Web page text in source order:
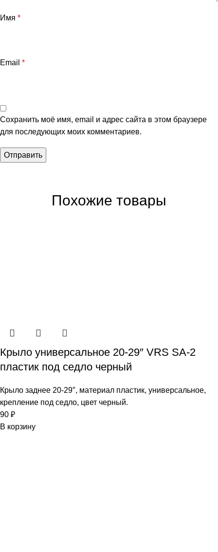
Имя *
Email *
Сохранить моё имя, email и адрес сайта в этом браузере
для последующих моих комментариев.
Похожие товары
Крыло универсальное 20-29″ VRS SA-2
пластик под седло черный
Крыло заднее 20-29″, материал пластик, универсальное,
крепление под седло, цвет черный.
90 ₽
В корзину